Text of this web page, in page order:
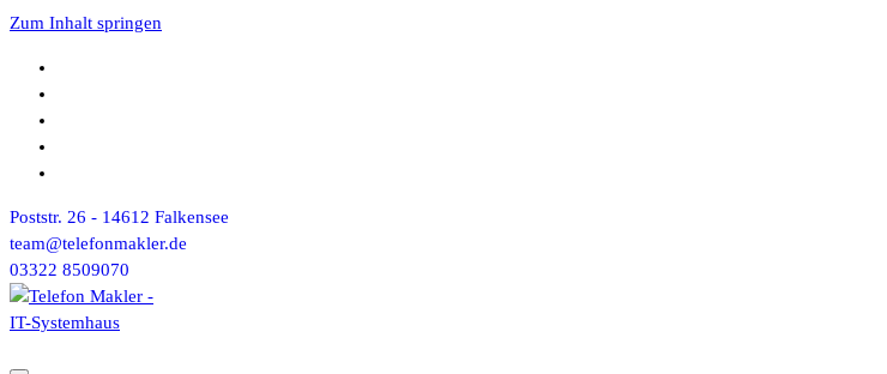
Zum Inhalt springen
Poststr. 26 - 14612 Falkensee
team@telefonmakler.de
03322 8509070